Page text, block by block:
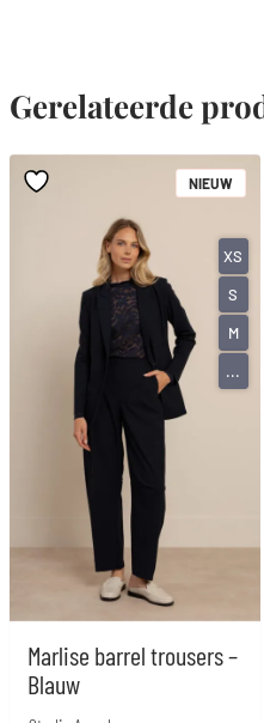
Gerelateerde
Marlise barrel trousers –
Blauw
NIEUW
XS
S
M
...